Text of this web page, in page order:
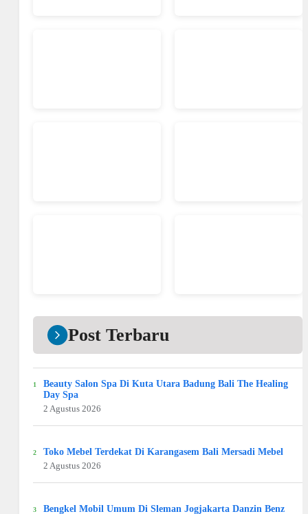
Post Terbaru
Beauty Salon Spa Di Kuta Utara Badung Bali The Healing
Day Spa
2 Agustus 2026
Toko Mebel Terdekat Di Karangasem Bali Mersadi Mebel
2 Agustus 2026
Bengkel Mobil Umum Di Sleman Jogjakarta Danzin Benz